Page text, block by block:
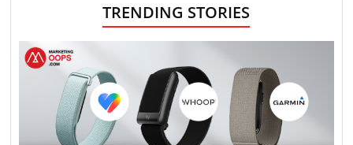
TRENDING STORIES